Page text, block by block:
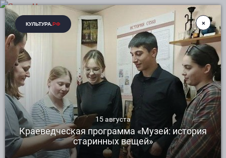
ДМИТРИЕВСКИЙ ЦЕНТР КУЛЬТУРНОГО
РАЗВИТИЯ РАКИТЯНСКОГО РАЙОНА
БЕЛГОРОДСКОЙ ОБЛАСТИ